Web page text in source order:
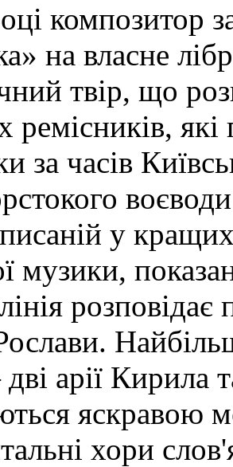
композитор
на власне
твір, що
ремісників,
за часів
у
музики,
арії Кирила
яскравою
хори